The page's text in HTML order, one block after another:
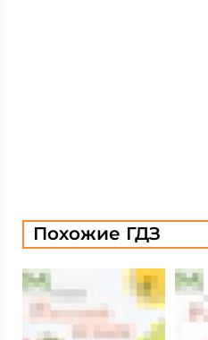
Похожие ГДЗ